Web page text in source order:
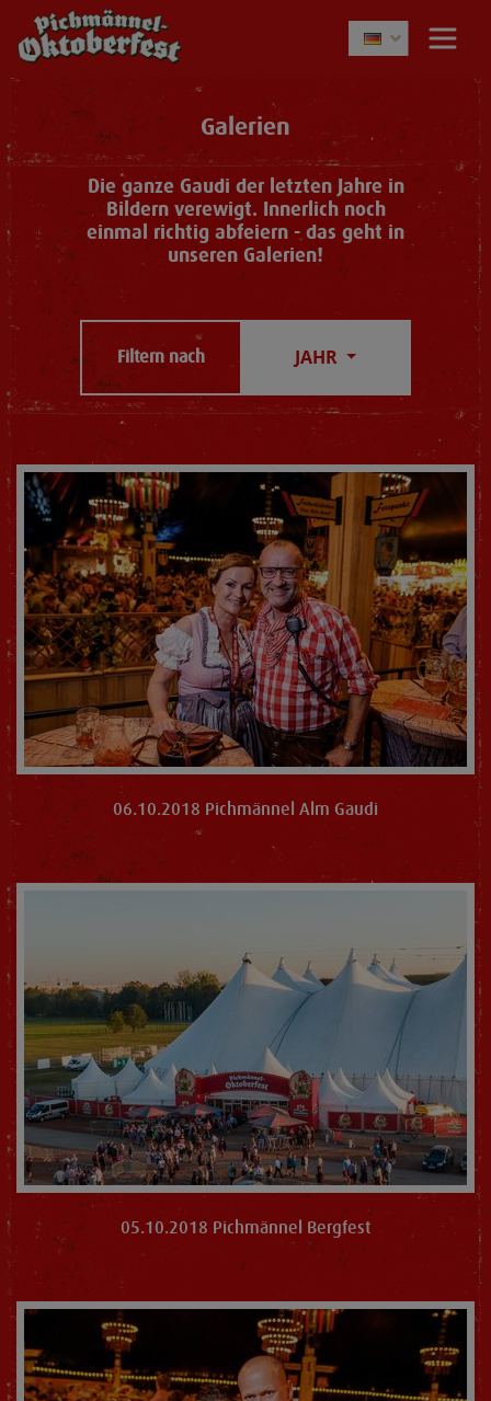
Galerien
Die ganze Gaudi der letzten Jahre in
Bildern verewigt. Innerlich noch
einmal richtig abfeiern - das geht in
unseren Galerien!
Filtern nach JAHR
06.10.2018 Pichmännel Alm Gaudi
05.10.2018 Pichmännel Bergfest